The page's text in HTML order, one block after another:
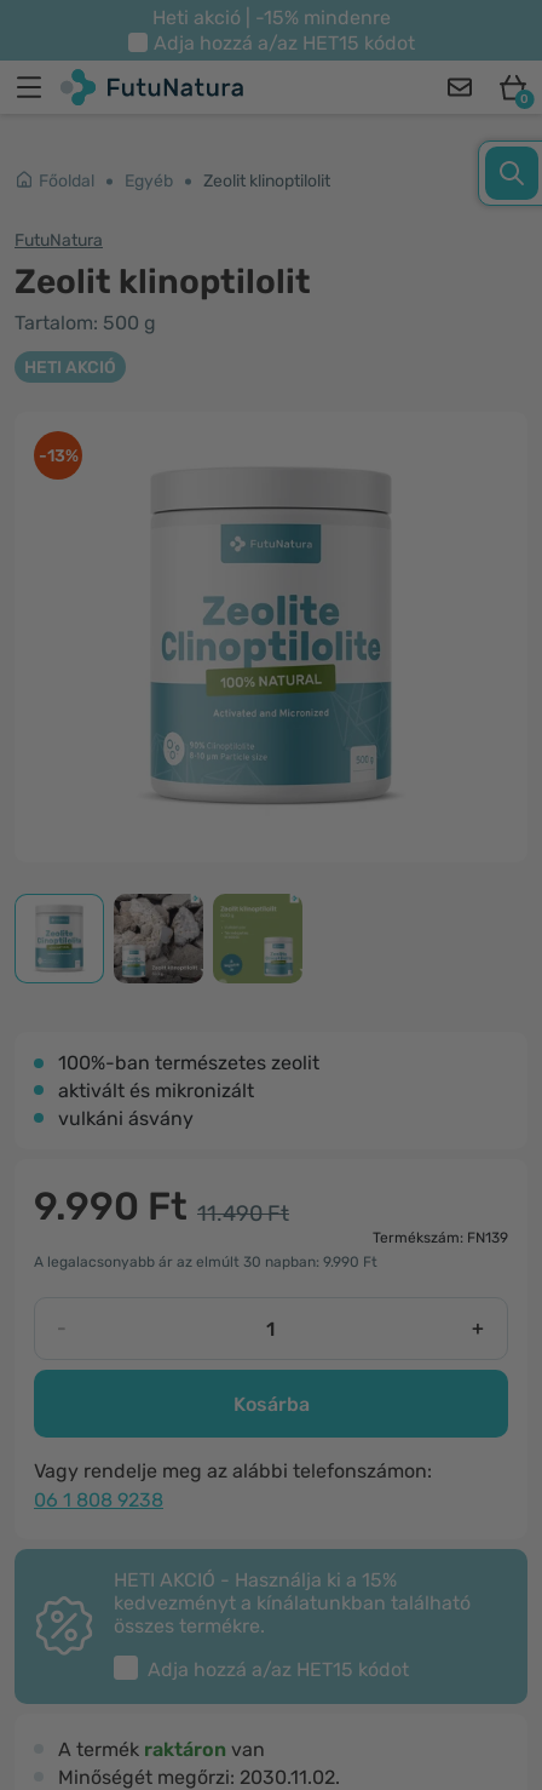
Heti akció | -15% mindenre
Adja hozzá a/az HET15 kódot
0
Főoldal Egyéb Zeolit klinoptilolit
FutuNatura
Zeolit klinoptilolit
Tartalom: 500 g
HETI AKCIÓ
-13%
100%-ban természetes zeolit
aktivált és mikronizált
vulkáni ásvány
9.990 Ft 11.490 Ft
Termékszám: FN139
A legalacsonyabb ár az elmúlt 30 napban: 9.990 Ft
- +
Kosárba
Vagy rendelje meg az alábbi telefonszámon:
06 1 808 9238
HETI AKCIÓ - Használja ki a 15%
kedvezményt a kínálatunkban található
összes termékre.
Adja hozzá a/az HET15 kódot
A termék raktáron van
Minőségét megőrzi: 2030.11.02.